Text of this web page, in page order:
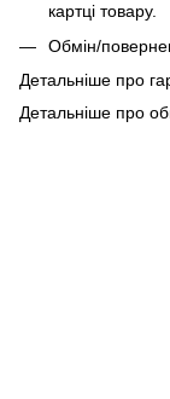
картці товару.
Обмін/
Детальніше про
Детальніше про